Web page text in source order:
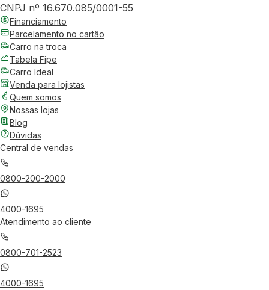
CNPJ nº 16.670.085/0001-55
Financiamento
Parcelamento no cartão
Carro na troca
Tabela Fipe
Carro Ideal
Venda para lojistas
Quem somos
Nossas lojas
Blog
Dúvidas
Central de vendas
0800-200-2000
4000-1695
Atendimento ao cliente
0800-701-2523
4000-1695